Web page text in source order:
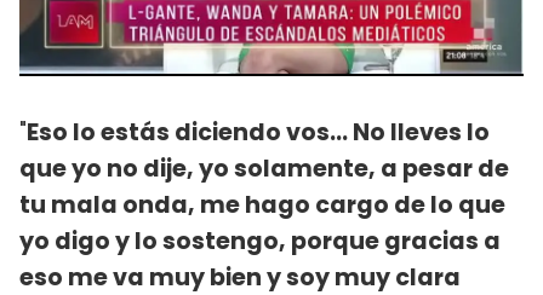
"Eso lo estás diciendo vos... No lleves lo
que yo no dije, yo solamente, a pesar de
tu mala onda, me hago cargo de lo que
yo digo y lo sostengo, porque gracias a
eso me va muy bien y soy muy clara